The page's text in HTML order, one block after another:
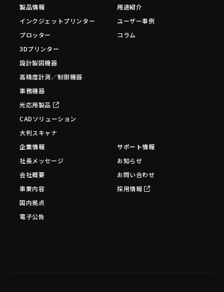
製品情報
インクジェットプリンター
プロッター
3Dプリンター
設計製図機器
高精度計測／制御機器
事務機器
光応用製品
CADソリューション
大判スキャナ
用途紹介
ユーザー事例
コラム
企業情報
社長メッセージ
会社概要
事業内容
国内拠点
電子公告
サポート情報
お知らせ
お問い合わせ
採用情報